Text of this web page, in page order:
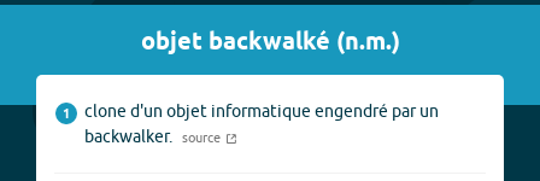
objet backwalké (n.m.)
1
clone d'un objet informatique engendré par un
backwalker.
source